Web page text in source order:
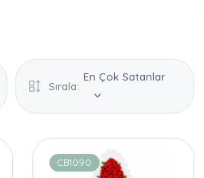
Sırala:
En Çok Satanlar
CB1090